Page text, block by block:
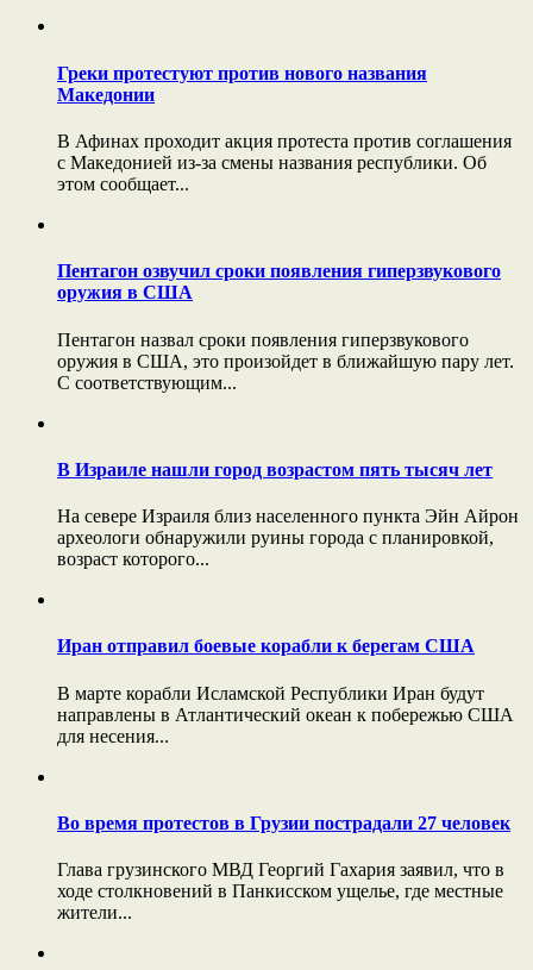
Греки протестуют против нового названия
Македонии
В Афинах проходит акция протеста против соглашения
с Македонией из-за смены названия республики. Об
этом сообщает...
Пентагон озвучил сроки появления гиперзвукового
оружия в США
Пентагон назвал сроки появления гиперзвукового
оружия в США, это произойдет в ближайшую пару лет.
С соответствующим...
В Израиле нашли город возрастом пять тысяч лет
На севере Израиля близ населенного пункта Эйн Айрон
археологи обнаружили руины города с планировкой,
возраст которого...
Иран отправил боевые корабли к берегам США
В марте корабли Исламской Республики Иран будут
направлены в Атлантический океан к побережью США
для несения...
Во время протестов в Грузии пострадали 27 человек
Глава грузинского МВД Георгий Гахария заявил, что в
ходе столкновений в Панкисском ущелье, где местные
жители...